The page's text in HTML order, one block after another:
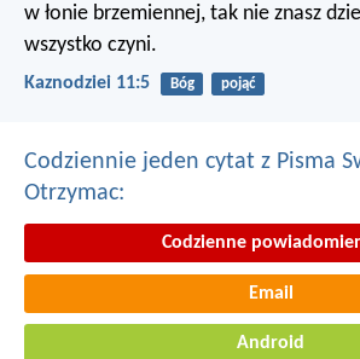
w łonie brzemiennej, tak nie znasz
wszystko czyni.
Kaznodziei 11:5 Bóg pojąć
Codziennie jeden cytat z Pisma
Otrzymac:
Codzienne
Email
Android